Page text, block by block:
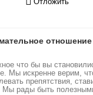
что бы вы
Мы искренне верим,
препятствия,
рады быть